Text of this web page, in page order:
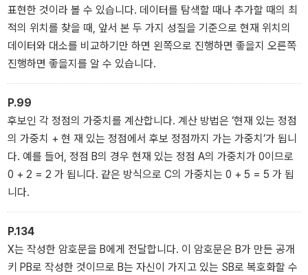
표현한 것이라 볼 수 있습니다. 데이터를 탐색할 때나 추가할 때의 최
적의 위치를 찾을 때, 앞서 본 두 가지 성질을 기준으로 현재 위치의
데이터와 대소를 비교하기만 하면 왼쪽으로 진행하면 좋을지 오른쪽
진행하면 좋을지를 알 수 있습니다.
P.99
후보인 각 정점의 가중치를 계산합니다. 계산 방법은 ‘현재 있는 정점
의 가중치 + 현 재 있는 정점에서 후보 정점까지 가는 가중치’가 됩니
다. 예를 들어, 정점 B의 경우 현재 있는 정점 A의 가중치가 0이므로
0 + 2 = 2 가 됩니다. 같은 방식으로 C의 가중치는 0 + 5 = 5 가 됩
니다.
P.134
X는 작성한 암호문을 B에게 전달합니다. 이 암호문은 B가 만든 공개
키 PB로 작성한 것이므로 B는 자신이 가지고 있는 SB로 복호화할 수